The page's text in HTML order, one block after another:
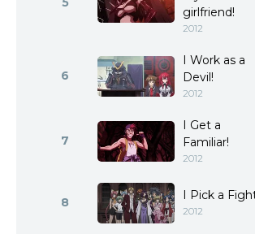
girlfriend!
2012
6
I Work as a
Devil!
2012
7
I Get a
Familiar!
2012
8 I Pick a
2012